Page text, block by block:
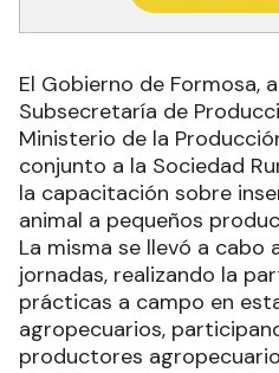
El Gobierno de Formosa,
Subsecretaría de
Ministerio de la
conjunto a la Sociedad
la capacitación sobre
animal a pequeños
La misma se llevó a cabo
jornadas, realizando la
prácticas a campo en
agropecuarios,
productores